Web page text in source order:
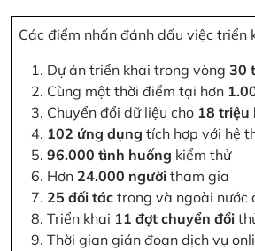
Các điểm nhấn đánh dấu việc triển
Dự án triển khai trong vòng 30
Cùng một thời điểm tại hơn
Chuyển đổi dữ liệu cho 18 triệu
102 ứng dụng tích hợp với hệ
96.000 tình huống kiểm thử
Hơn 24.000 người tham gia
25 đối tác trong và ngoài nước
Triển khai 11 đợt chuyển đổi
Thời gian gián đoạn dịch vụ